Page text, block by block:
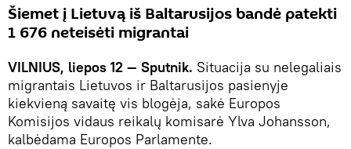
Šiemet į Lietuvą iš Baltarusijos bandė patekti
1 676 neteisėti migrantai
VILNIUS, liepos 12 — Sputnik. Situacija su nelegaliais
migrantais Lietuvos ir Baltarusijos pasienyje
kiekvieną savaitę vis blogėja, sakė Europos
Komisijos vidaus reikalų komisarė Ylva Johansson,
kalbėdama Europos Parlamente.